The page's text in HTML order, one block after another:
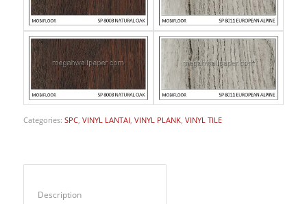
Categories: SPC, VINYL LANTAI, VINYL PLANK, VINYL TILE
Description